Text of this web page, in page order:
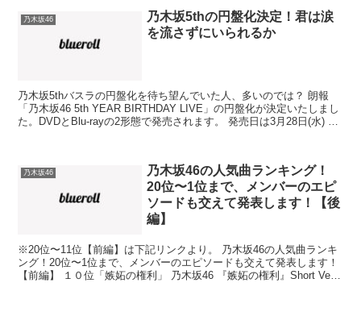
乃木坂46
乃木坂5thの円盤化決定！君は涙
を流さずにいられるか
乃木坂5thバスラの円盤化を待ち望んでいた人、多いのでは？ 朗報
「乃木坂46 5th YEAR BIRTHDAY LIVE」の円盤化が決定いたしまし
た。DVDとBlu-rayの2形態で発売されます。 発売日は3月28日(水) 5th
乃木坂46
乃木坂46の人気曲ランキング！
20位〜1位まで、メンバーのエピ
ソードも交えて発表します！【後
編】
※20位〜11位【前編】は下記リンクより。 乃木坂46の人気曲ランキ
ング！20位〜1位まで、メンバーのエピソードも交えて発表します！
【前編】 １０位「嫉妬の権利」 乃木坂46 『嫉妬の権利』Short Ver.